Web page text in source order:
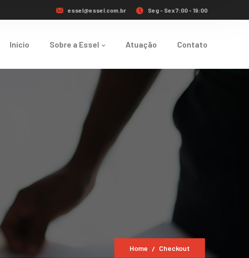
essel@essel.com.br Seg - Sex 7:00 - 19:00
Início Sobre a Essel Atuação Contato
Home Checkout